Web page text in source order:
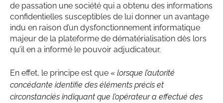
de passation une société qui a obtenu des informations
confidentielles susceptibles de lui donner un avantage
indu en raison d’un dysfonctionnement informatique
majeur de la plateforme de dématérialisation dès lors
qu’il en a informé le pouvoir adjudicateur.
En effet, le principe est que « lorsque l’autorité
concédante identifie des éléments précis et
circonstanciés indiquant que l’opérateur a effectué des